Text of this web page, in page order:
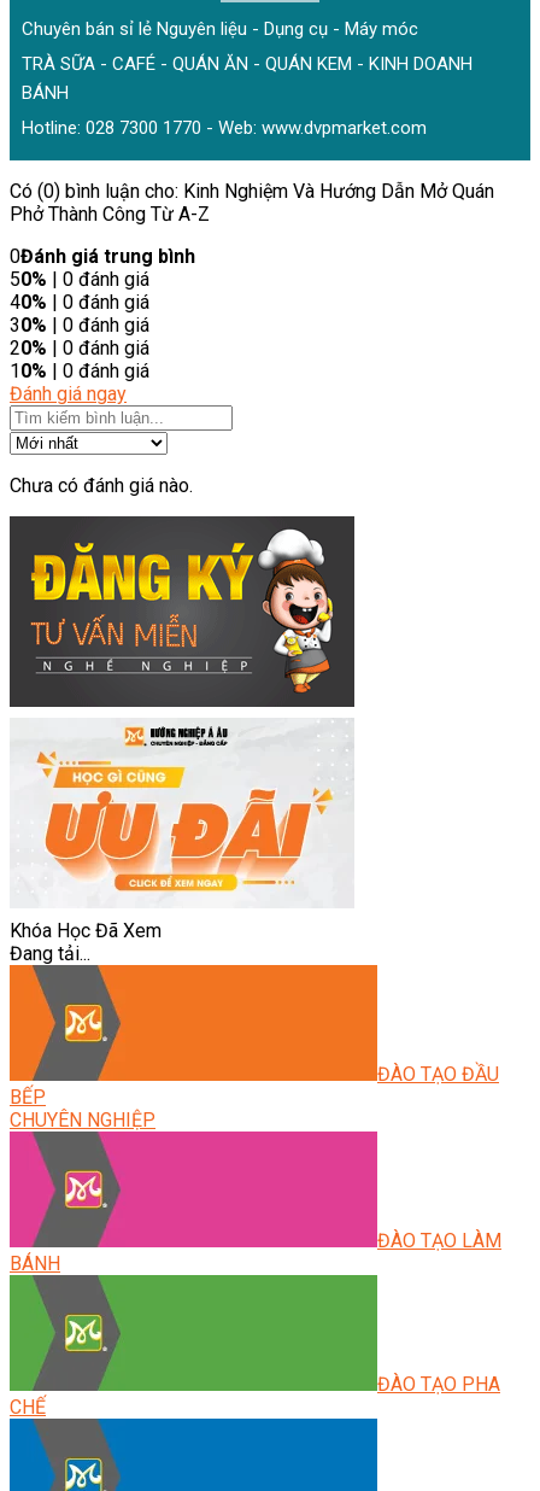
Chuyên bán sỉ lẻ Nguyên liệu - Dụng cụ - Máy móc
TRÀ SỮA - CAFÉ - QUÁN ĂN - QUÁN KEM - KINH DOANH
BÁNH
Hotline: 028 7300 1770 - Web: www.dvpmarket.com
Có (0) bình luận cho: Kinh Nghiệm Và Hướng Dẫn Mở Quán
Phở Thành Công Từ A-Z
0Đánh giá trung bình
50% | 0 đánh giá
40% | 0 đánh giá
30% | 0 đánh giá
20% | 0 đánh giá
10% | 0 đánh giá
Đánh giá ngay
Chưa có đánh giá nào.
Khóa Học Đã Xem
Đang tải...
ĐÀO TẠO ĐẦU
BẾP
CHUYÊN NGHIỆP
ĐÀO TẠO LÀM
BÁNH
ĐÀO TẠO PHA
CHẾ